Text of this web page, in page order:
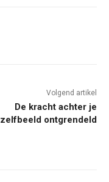
Volgend artikel
De kracht achter je
zelfbeeld ontgrendeld